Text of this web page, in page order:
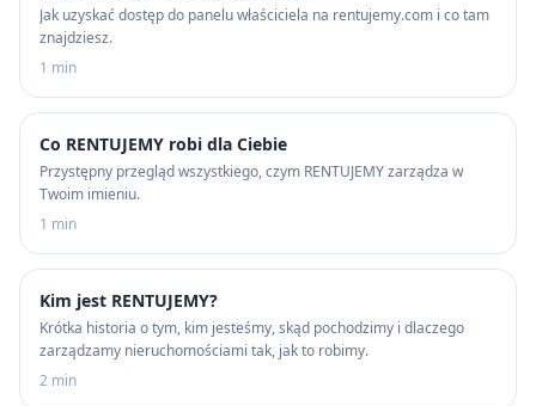
Jak uzyskać dostęp do panelu właściciela na rentujemy.com i co tam
znajdziesz.
1 min
Co RENTUJEMY robi dla Ciebie
Przystępny przegląd wszystkiego, czym RENTUJEMY zarządza w
Twoim imieniu.
1 min
Kim jest RENTUJEMY?
Krótka historia o tym, kim jesteśmy, skąd pochodzimy i dlaczego
zarządzamy nieruchomościami tak, jak to robimy.
2 min